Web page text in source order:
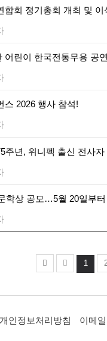
합회 정기총회 개최 및 이
어린이 한국전통무용 공
스 2026 행사 참석!
주년, 위니펙 출신 전사자
학상 공모…5월 20일부터
1
개인정보처리방침 이메